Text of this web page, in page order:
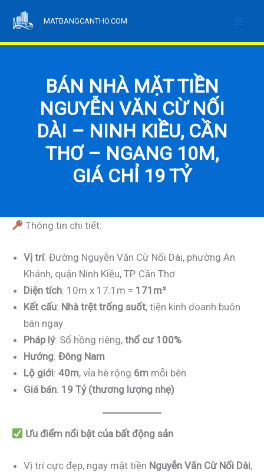
nội
MATBANGCANTHO.COM
BÁN NHÀ MẶT TIỀN
NGUYỄN VĂN CỪ NỐI
DÀI – NINH KIỀU, CẦN
THƠ – NGANG 10M,
GIÁ CHỈ 19 TỶ
Thông tin chi tiết:
Vị trí: Đường Nguyễn Văn Cừ Nối Dài, phường An
Khánh, quận Ninh Kiều, TP. Cần Thơ
Diện tích: 10m x 17.1m = 171m²
Kết cấu: Nhà trệt trống suốt, tiện kinh doanh buôn
bán ngay
Pháp lý: Sổ hồng riêng, thổ cư 100%
Hướng: Đông Nam
Lộ giới: 40m, vỉa hè rộng 6m mỗi bên
Giá bán: 19 Tỷ (thương lượng nhẹ)
Ưu điểm nổi bật của bất động sản
Vị trí cực đẹp, ngay mặt tiền Nguyễn Văn Cừ Nối Dài,